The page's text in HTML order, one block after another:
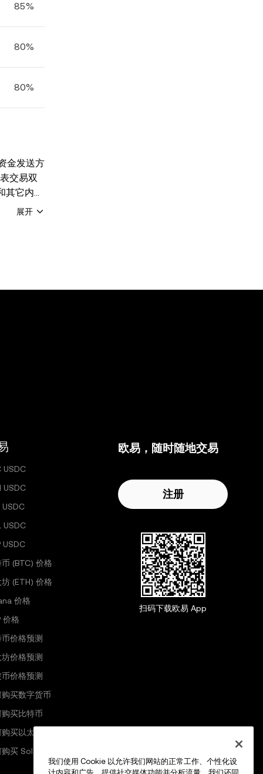
85%
80%
80%
金发送方
交易双
它内容
法律另
展开
USDC
USDC
USDC
USDC
USDC
币 (BTC) 价格
坊 (ETH) 价格
价格
价格
币价格预测
坊价格预测
价格预测
买数字货币
买比特币
买以太坊
买 Solana
欧易，随时随地交易
注册
扫码下载欧易 App
我们使用 Cookie 以允许我们网站的正常工作、个性化设